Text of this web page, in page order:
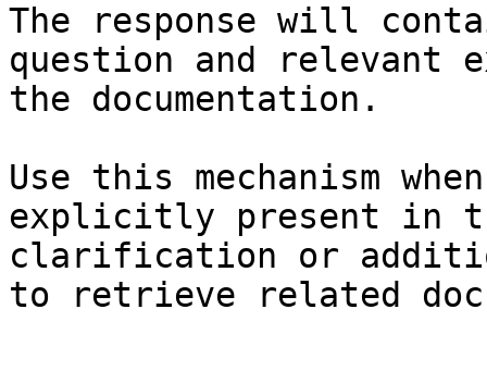
The response will
question and relevant
the documentation.
Use this mechanism
explicitly present in
clarification or